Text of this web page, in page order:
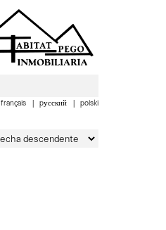
français pусский polski